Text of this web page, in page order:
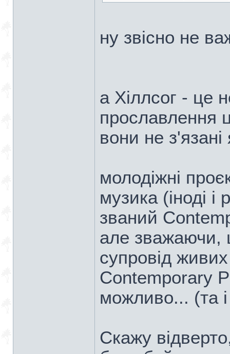
ну звісно не
а Хіллсог - це
прославлення
вони не
молодіжні
музика (іноді
званий
але зважаючи,
супровід живих
Contemporary
можливо... (та
Скажу